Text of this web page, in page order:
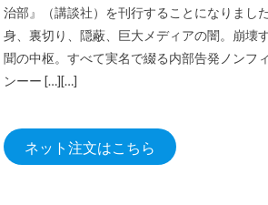
治部』（講談社）を刊行することになりまし
身、裏切り、隠蔽、巨大メディアの闇。崩壊
聞の中枢。すべて実名で綴る内部告発ノンフ
ンーー […][…]
ネット注文はこちら